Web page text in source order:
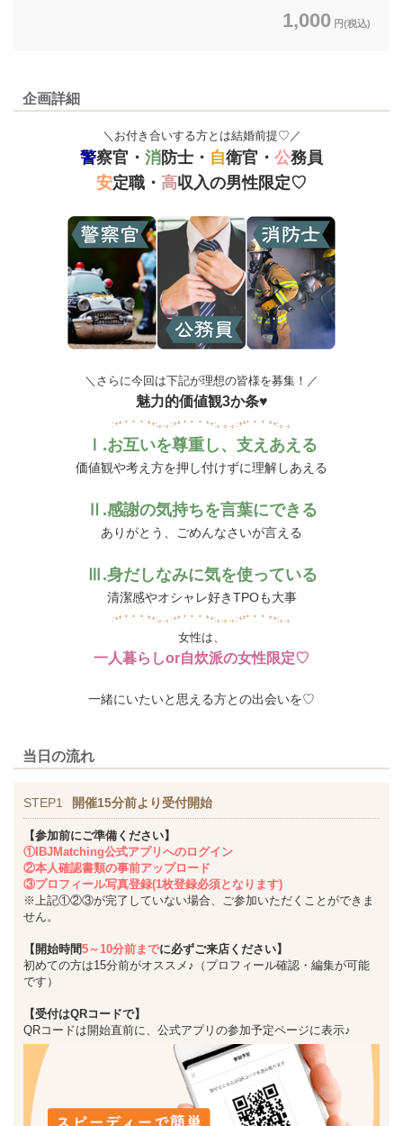
1,000 円(税込)
企画詳細
＼お付き合いする方とは結婚前提♡／
警察官・ 消防士・ 自衛官・ 公務員
安定職・ 高収入の男性限定♡
＼さらに今回は下記が理想の皆様を募集！／
魅力的価値観3か条♥
:+* ﾟ ゜ﾟ *+:｡.｡:+* ﾟ ゜ﾟ *+:｡.｡.｡:+*ﾟ ゜ﾟ *+:｡.｡
Ⅰ.お互いを尊重し、支えあえる
価値観や考え方を押し付けずに理解しあえる
Ⅱ.感謝の気持ちを言葉にできる
ありがとう、ごめんなさいが言える
Ⅲ.身だしなみに気を使っている
清潔感やオシャレ好きTPOも大事
:+* ﾟ ゜ﾟ *+:｡.｡:+* ﾟ ゜ﾟ *+:｡.｡.｡:+*ﾟ ゜ﾟ *+:｡.｡
女性は、
一人暮らしor自炊派の女性限定♡
一緒にいたいと思える方との出会いを♡
当日の流れ
STEP1 開催15分前より受付開始
【参加前にご準備ください】
①IBJMatching公式アプリへのログイン
②本人確認書類の事前アップロード
③プロフィール写真登録(1枚登録必須となります)
※上記①②③が完了していない場合、ご参加いただくことができま
せん。
【開始時間5～10分前までに必ずご来店ください】
初めての方は15分前がオススメ♪（プロフィール確認・編集が可能
です）
【受付はQRコードで】
QRコードは開始直前に、公式アプリの参加予定ページに表示♪